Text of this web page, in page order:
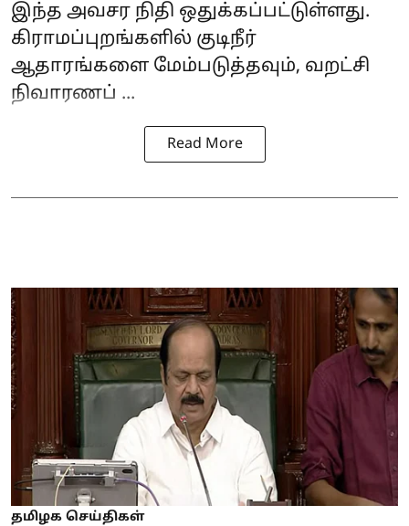
இந்த அவசர நிதி ஒதுக்கப்பட்டுள்ளது.
கிராமப்புறங்களில் குடிநீர்
ஆதாரங்களை மேம்படுத்தவும், வறட்சி
நிவாரணப் ...
Read More
தமிழக செய்திகள்